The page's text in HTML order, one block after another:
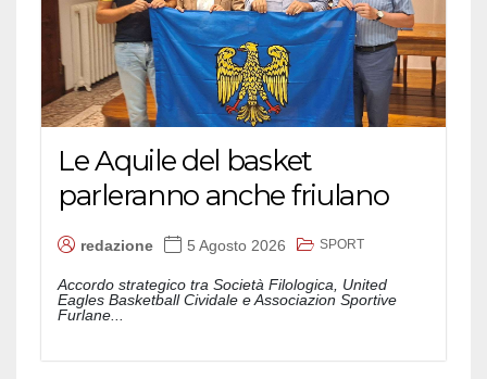
Le Aquile del basket
parleranno anche friulano
redazione 5 Agosto 2026 SPORT
Accordo strategico tra Società Filologica, United
Eagles Basketball Cividale e Associazion Sportive
Furlane...